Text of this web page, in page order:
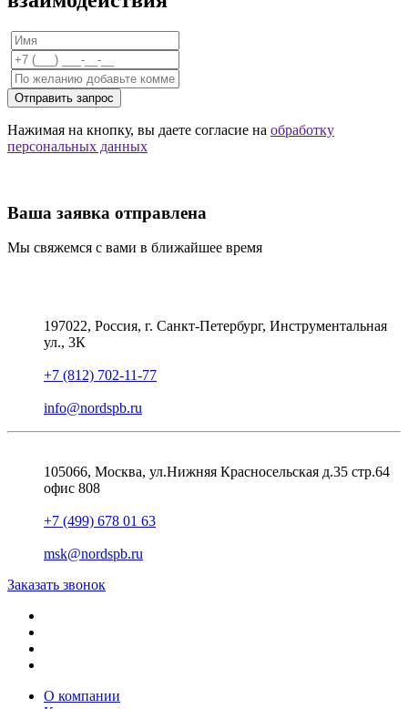
Отправить запрос
Нажимая на кнопку, вы даете согласие на обработку
персональных данных
Ваша заявка отправлена
Мы свяжемся с вами в ближайшее время
197022, Россия, г. Санкт-Петербург, Инструментальная
ул., 3К
+7 (812) 702-11-77
info@nordspb.ru
105066, Москва, ул.Нижняя Красносельская д.35 стр.64
офис 808
+7 (499) 678 01 63
msk@nordspb.ru
Заказать звонок
О компании